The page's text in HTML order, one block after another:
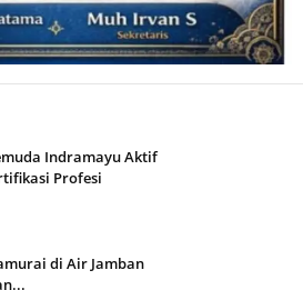
Indramayu Aktif
Profesi
di Air Jamban